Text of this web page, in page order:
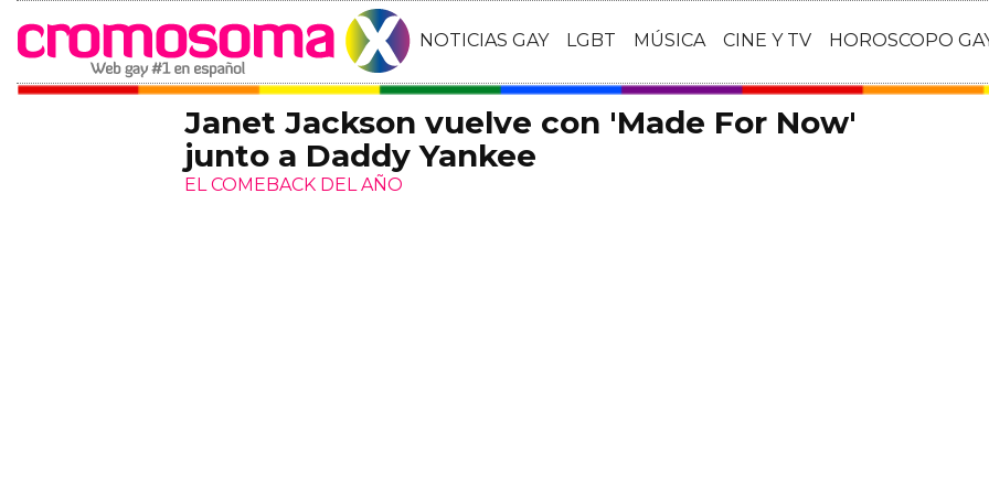
NOTICIAS GAY LGBT MÚSICA CINE Y TV HOROSCOPO
Janet Jackson vuelve con 'Made For Now'
junto a Daddy Yankee
EL COMEBACK DEL AÑO